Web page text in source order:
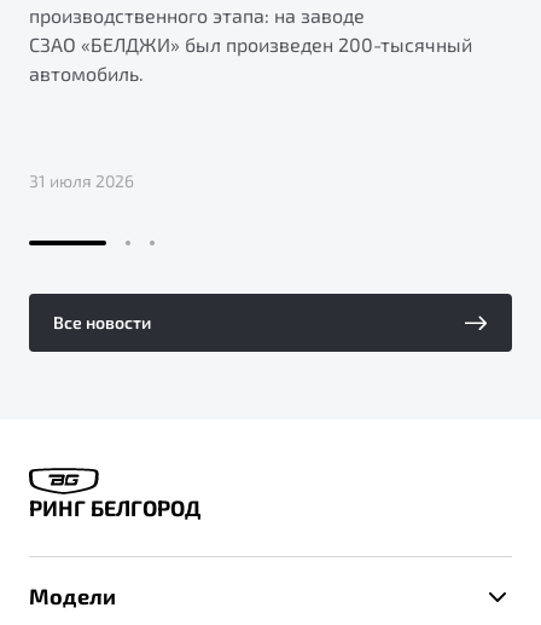
производственного этапа: на заводе
СЗАО «БЕЛДЖИ» был произведен 200-тысячный
автомобиль.
31 июля 2026
Все новости
РИНГ БЕЛГОРОД
Модели